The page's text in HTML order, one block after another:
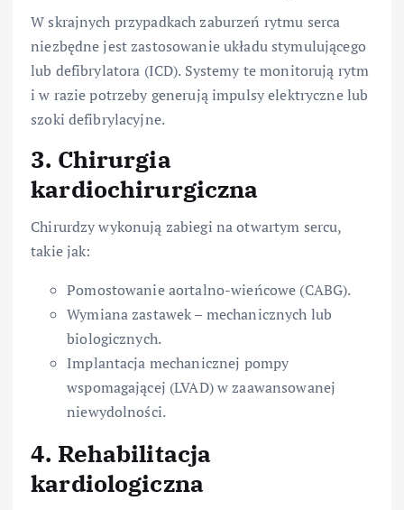
W skrajnych przypadkach zaburzeń rytmu serca
niezbędne jest zastosowanie układu stymulującego
lub defibrylatora (ICD). Systemy te monitorują rytm
i w razie potrzeby generują impulsy elektryczne lub
szoki defibrylacyjne.
3. Chirurgia
kardiochirurgiczna
Chirurdzy wykonują zabiegi na otwartym sercu,
takie jak:
Pomostowanie aortalno-wieńcowe (CABG).
Wymiana zastawek – mechanicznych lub
biologicznych.
Implantacja mechanicznej pompy
wspomagającej (LVAD) w zaawansowanej
niewydolności.
4. Rehabilitacja
kardiologiczna